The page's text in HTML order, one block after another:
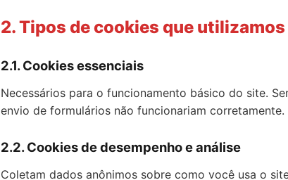
2. Tipos de cookies que utilizamos
2.1. Cookies essenciais
Necessários para o funcionamento básico do site.
envio de formulários não funcionariam
2.2. Cookies de desempenho e análise
Coletam dados anônimos sobre como você usa o